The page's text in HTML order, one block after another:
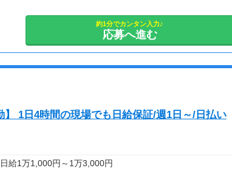
約1分でカンタン入力♪
応募へ進む
1日4時間の現場でも日給保証/週1日～/日払い
給1万1,000円～1万3,000円